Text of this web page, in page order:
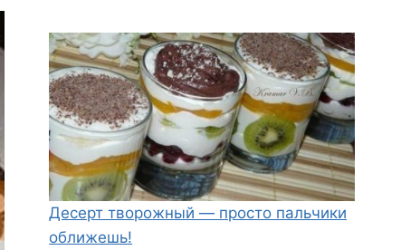
Десерт творожный — просто пальчики
оближешь!